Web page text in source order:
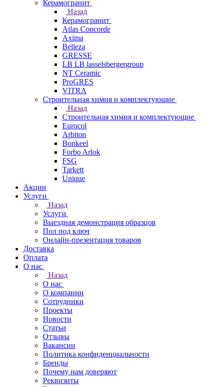
Керамогранит
Назад
Керамогранит
Atlas Concorde
Axima
Belleza
GRESSE
LB LB lasselsbergergroup
NT Ceramic
ProGRES
VITRA
Строительная химия и комплектующие
Назад
Строительная химия и комплектующие
Eurocol
Arbiton
Bonkeel
Forbo Arlok
FSG
Tarkett
Unique
Акции
Услуги
Назад
Услуги
Выездная демонстрация образцов
Пол под ключ
Онлайн-презентация товаров
Доставка
Оплата
О нас
Назад
О нас
О компании
Сотрудники
Проекты
Новости
Статьи
Отзывы
Вакансии
Политика конфиденциальности
Бренды
Почему нам доверяют
Реквизиты